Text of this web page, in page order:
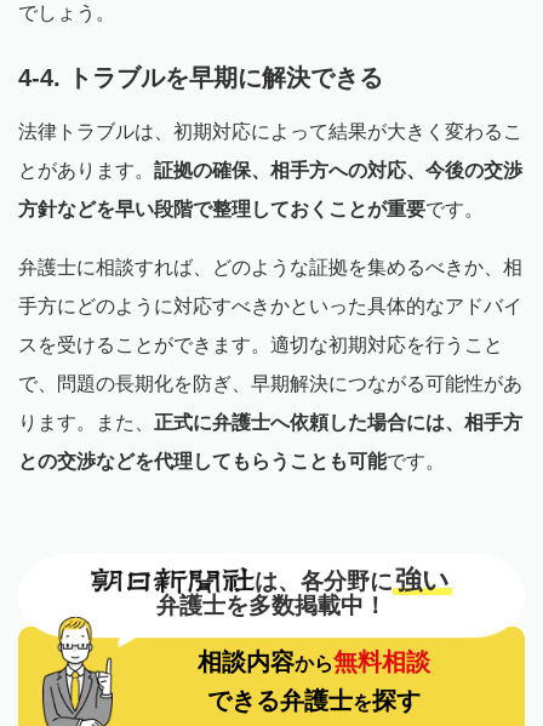
でしょう。
4-4. トラブルを早期に解決できる
法律トラブルは、初期対応によって結果が大きく変わるこ
とがあります。 証拠の確保、相手方への対応、今後の交渉
方針などを早い段階で整理しておくことが重要です。
弁護士に相談すれば、どのような証拠を集めるべきか、相
手方にどのように対応すべきかといった具体的なアドバイ
スを受けることができます。適切な初期対応を行うこと
で、問題の長期化を防ぎ、早期解決につながる可能性があ
ります。また、 正式に弁護士へ依頼した場合には、相手方
との交渉などを代理してもらうことも可能です。
は、各分野に強い
弁護士を多数掲載中！
相談内容から無料相談
できる弁護士を探す